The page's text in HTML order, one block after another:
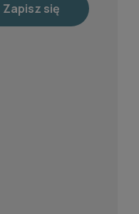
Zapisz się